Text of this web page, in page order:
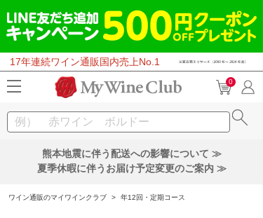
17年連続ワイン通販国内売上No.1
0
熊本地震に伴う配送への影響について ≫
夏季休暇に伴うお届け予定変更のご案内 ≫
ワイン通販のマイワインクラブ > 年12回・定期コース